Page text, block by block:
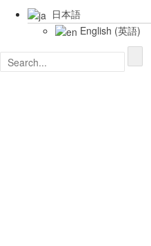
日本語
English (英語)